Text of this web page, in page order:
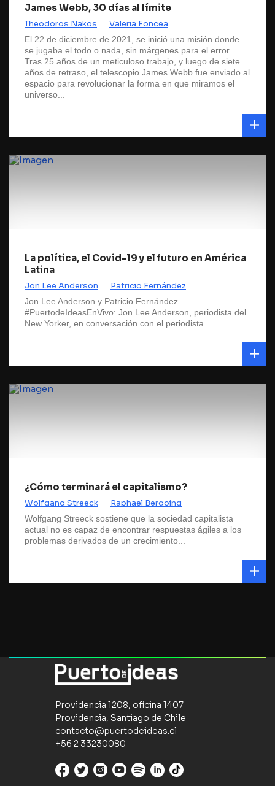
James Webb, 30 días al límite
Theodoros Nakos Valeria Foncea
El 22 de diciembre de 2021, se inició una misión donde
se jugaba el todo o nada, sin márgenes para el error.
Tras 25 años de un meticuloso trabajo, y luego de siete
años de retraso, el telescopio James Webb fue enviado al
espacio para revolucionar la forma en que miramos el
universo...
La política, el Covid-19 y el futuro en América
Latina
Jon Lee Anderson Patricio Fernández
Jon Lee Anderson y Patricio Fernández.
#PuertodeIdeasEnVivo: Jon Lee Anderson, periodista del
New Yorker, en conversación con el periodista...
¿Cómo terminará el capitalismo?
Wolfgang Streeck Raphael Bergoing
Wolfgang Streeck sostiene que la sociedad capitalista
actual no es capaz de encontrar respuestas ágiles a los
problemas derivados de un crecimiento...
Providencia 1208, oficina 1407
Providencia, Santiago de Chile
contacto@puertodeideas.cl
+56 2 33230080